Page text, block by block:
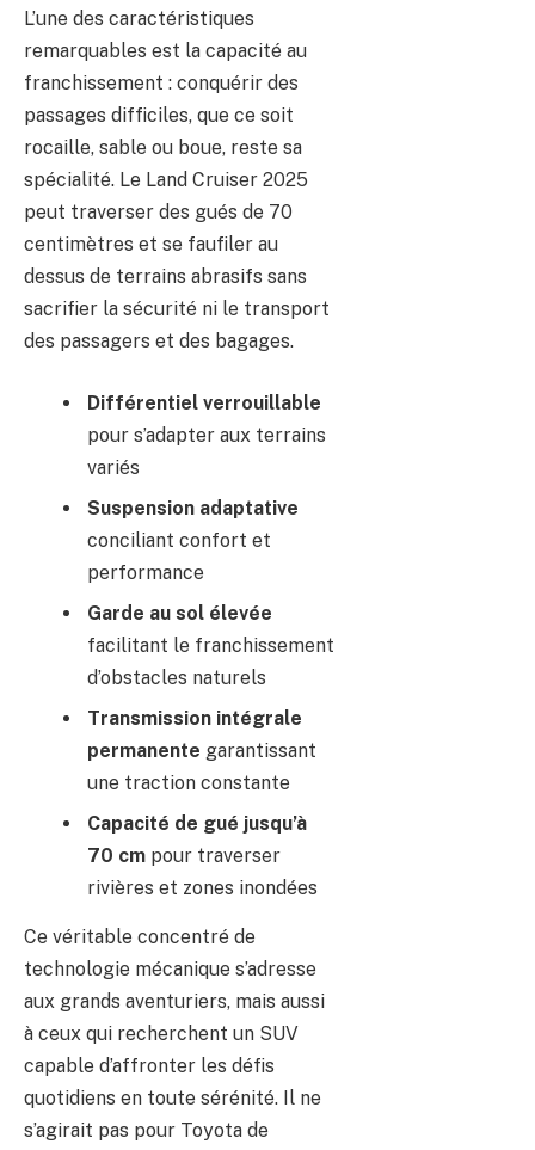
L’une des caractéristiques
remarquables est la capacité au
franchissement : conquérir des
passages difficiles, que ce soit
rocaille, sable ou boue, reste sa
spécialité. Le Land Cruiser 2025
peut traverser des gués de 70
centimètres et se faufiler au
dessus de terrains abrasifs sans
sacrifier la sécurité ni le transport
des passagers et des bagages.
Différentiel verrouillable
pour s’adapter aux terrains
variés
Suspension adaptative
conciliant confort et
performance
Garde au sol élevée
facilitant le franchissement
d’obstacles naturels
Transmission intégrale
permanente garantissant
une traction constante
Capacité de gué jusqu’à
70 cm pour traverser
rivières et zones inondées
Ce véritable concentré de
technologie mécanique s’adresse
aux grands aventuriers, mais aussi
à ceux qui recherchent un SUV
capable d’affronter les défis
quotidiens en toute sérénité. Il ne
s’agirait pas pour Toyota de